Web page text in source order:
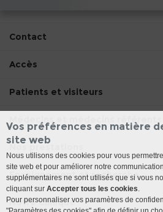
Contact
Accès
Patients et visiteurs
Médecins et médecins référents
Nos prestations
Enseignement et recherche
Notre Clinique
Vos préférences en matière
site web
Nous utilisons des cookies pour vous
site web et pour améliorer notre
supplémentaires ne sont utilisés que si vous
cliquant sur Accepter tous les cookies.
Pour personnaliser vos paramètres de